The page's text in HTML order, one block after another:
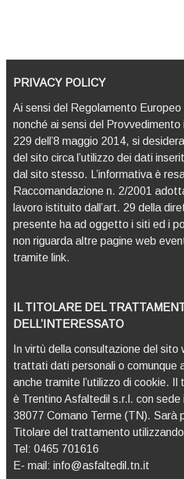
PRIVACY POLICY
Ai sensi del Regolamento
nonché ai sensi del
229 dell’8 maggio 2014, si
del sito circa l’utilizzo dei dati
dal sito stesso. L’informativa è
Raccomandazione n. 2/2001
lavoro istituito dall’art. 29 della
presente ha ad oggetto i siti ed i
non riguarda altre pagine web
tramite link.
IL TITOLARE DEL
DELL’INTERESSATO
In virtù della consultazione del
trattati dati personali o comunque
anche tramite l’utilizzo di cookie.
è Trentino Asfaltedil s.r.l. con sede
38077 Comano Terme (TN). Sarà
Titolare del trattamento
Tel: 0465 701616
E- mail:info@asfaltedil.tn.it